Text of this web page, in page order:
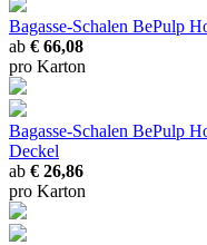
Bagasse-Schalen BePulp
ab € 66,08
pro Karton
Bagasse-Schalen BePulp
Deckel
ab € 26,86
pro Karton